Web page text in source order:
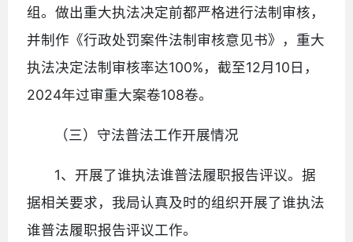
组。做出重大执法决定前都严格进行法制审核，
并制作《行政处罚案件法制审核意见书》，重大
执法决定法制审核率达100%，截至12月10日，
2024年过审重大案卷108卷。
（三）守法普法工作开展情况
1、开展了谁执法谁普法履职报告评议。据
据相关要求，我局认真及时的组织开展了谁执法
谁普法履职报告评议工作。